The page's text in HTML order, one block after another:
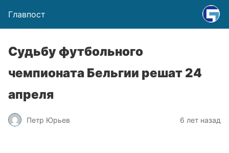
Главпост
Судьбу футбольного
чемпионата Бельгии решат 24
апреля
Петр Юрьев 6 лет назад